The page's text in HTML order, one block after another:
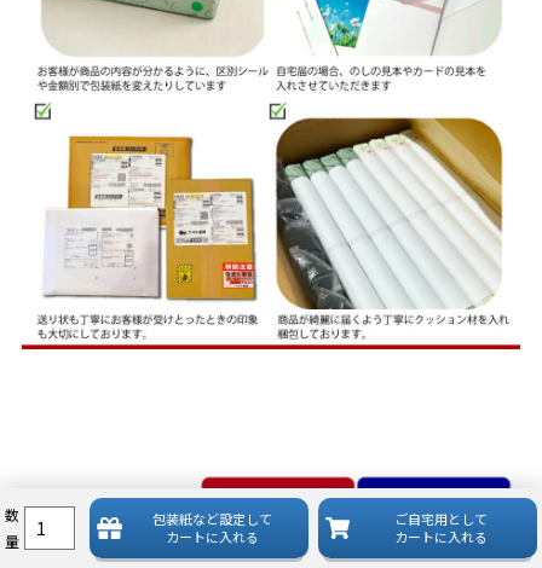
数
量
包装紙など設定して
カートに入れる
ご自宅用として
カートに入れる